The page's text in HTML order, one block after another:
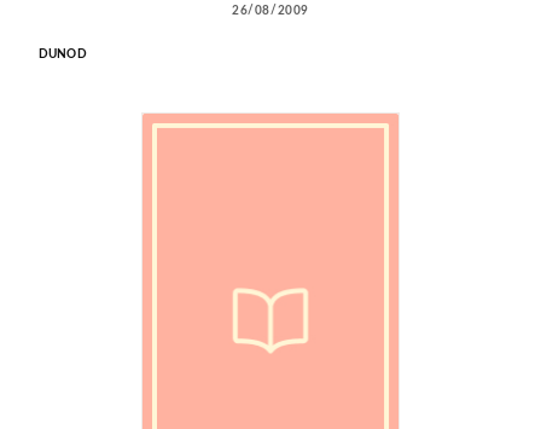
26/08/2009
DUNOD